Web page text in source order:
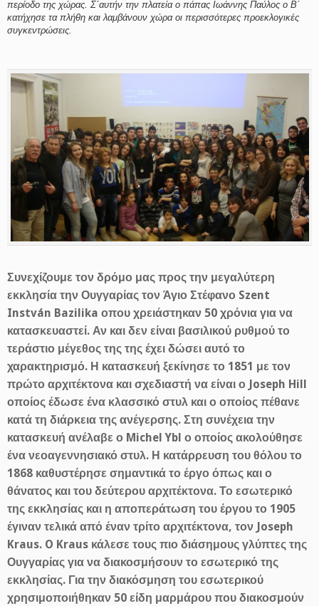
περίοδο της χώρας. Σ΄αυτήν την πλατεία ο πάπας Ιωάννης Παύλος ο Β΄
κατήχησε τα πλήθη και λαμβάνουν χώρα οι περισσότερες προεκλογικές
συγκεντρώσεις.
Συνεχίζουμε τον δρόμο μας προς την μεγαλύτερη
εκκλησία την Ουγγαρίας τον Άγιο Στέφανο Szent
Instván Bazilika οπου χρειάστηκαν 50 χρόνια για να
κατασκευαστεί. Αν και δεν είναι βασιλικού ρυθμού το
τεράστιο μέγεθος της της έχει δώσει αυτό το
χαρακτηρισμό. Η κατασκευή ξεκίνησε το 1851 με τον
πρώτο αρχιτέκτονα και σχεδιαστή να είναι ο Joseph Hill
οποίος έδωσε ένα κλασσικό στυλ και ο οποίος πέθανε
κατά τη διάρκεια της ανέγερσης. Στη συνέχεια την
κατασκευή ανέλαβε ο Michel Ybl ο οποίος ακολούθησε
ένα νεοαγεννησιακό στυλ. Η κατάρρευση του θόλου το
1868 καθυστέρησε σημαντικά το έργο όπως και ο
θάνατος και του δεύτερου αρχιτέκτονα. Το εσωτερικό
της εκκλησίας και η αποπεράτωση του έργου το 1905
έγιναν τελικά από έναν τρίτο αρχιτέκτονα, τον Joseph
Kraus. O Kraus κάλεσε τους πιο διάσημους γλύπτες της
Ουγγαρίας για να διακοσμήσουν το εσωτερικό της
εκκλησίας. Για την διακόσμηση του εσωτερικού
χρησιμοποιήθηκαν 50 είδη μαρμάρου που διακοσμούν